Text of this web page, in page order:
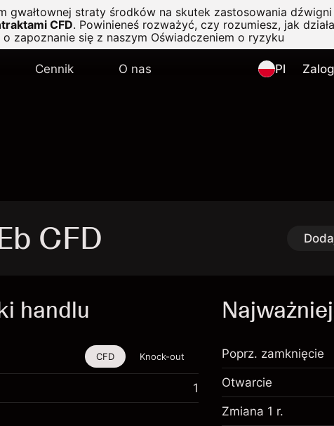
straty środków na skutek zastosowania
CFD. Powinieneś rozważyć, czy rozumiesz, jak
zapoznanie się z naszym Oświadczeniem o ryzyku
Cennik O nas Pl
CFD
handlu
finansowy jest dostępny do
CFD i opcje knock-out
CFD Knock-out
1
Poprz. zamknięcie
Otwarcie
Zmiana 1 r.